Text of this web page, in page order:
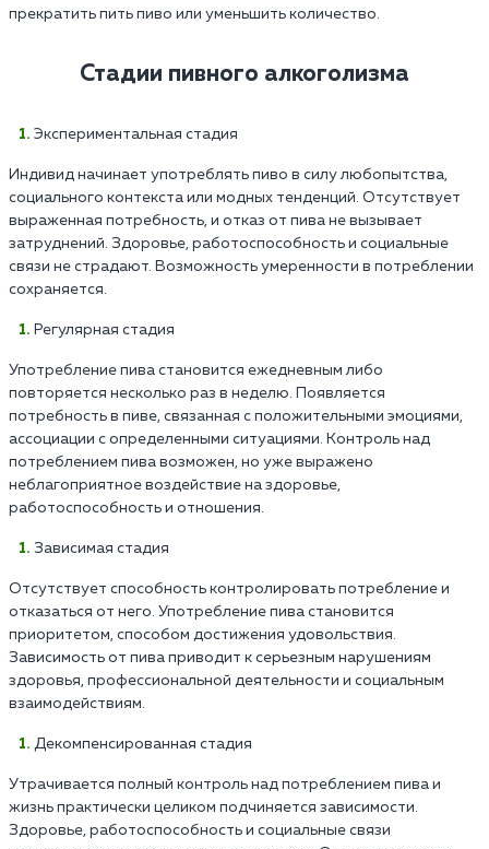
прекратить пить пиво или уменьшить количество.
Стадии пивного алкоголизма
Экспериментальная стадия
Индивид начинает употреблять пиво в силу любопытства,
социального контекста или модных тенденций. Отсутствует
выраженная потребность, и отказ от пива не вызывает
затруднений. Здоровье, работоспособность и социальные
связи не страдают. Возможность умеренности в потреблении
сохраняется.
Регулярная стадия
Употребление пива становится ежедневным либо
повторяется несколько раз в неделю. Появляется
потребность в пиве, связанная с положительными эмоциями,
ассоциации с определенными ситуациями. Контроль над
потреблением пива возможен, но уже выражено
неблагоприятное воздействие на здоровье,
работоспособность и отношения.
Зависимая стадия
Отсутствует способность контролировать потребление и
отказаться от него. Употребление пива становится
приоритетом, способом достижения удовольствия.
Зависимость от пива приводит к серьезным нарушениям
здоровья, профессиональной деятельности и социальным
взаимодействиям.
Декомпенсированная стадия
Утрачивается полный контроль над потреблением пива и
жизнь практически целиком подчиняется зависимости.
Здоровье, работоспособность и социальные связи